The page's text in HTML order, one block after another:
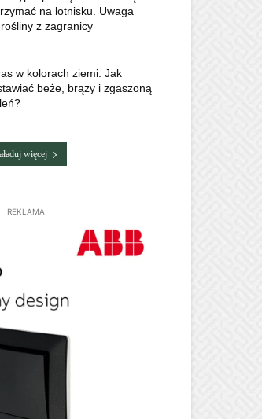
na lotnisku. Uwaga
z zagranicy
w kolorach ziemi. Jak
beże, brązy i zgaszoną
więcej
REKLAMA